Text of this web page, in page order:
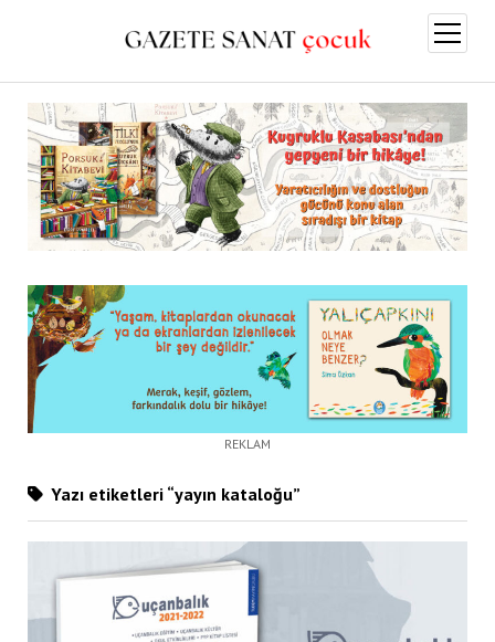
aç
REKLAM
Yazı etiketleri “yayın kataloğu”